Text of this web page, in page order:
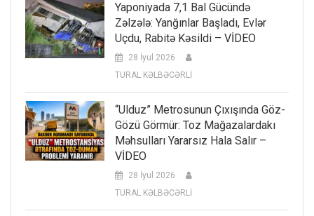
Yaponiyada 7,1 Bal Gücündə
Zəlzələ: Yanğınlar Başladı, Evlər
Uçdu, Rabitə Kəsildi – VİDEO
28 İyul 2026
TURAL KƏLBƏCƏRLİ
“Ulduz” Metrosunun Çıxışında Göz-
Gözü Görmür: Toz Mağazalardakı
Məhsulları Yararsız Hala Salır –
VİDEO
28 İyul 2026
TURAL KƏLBƏCƏRLİ